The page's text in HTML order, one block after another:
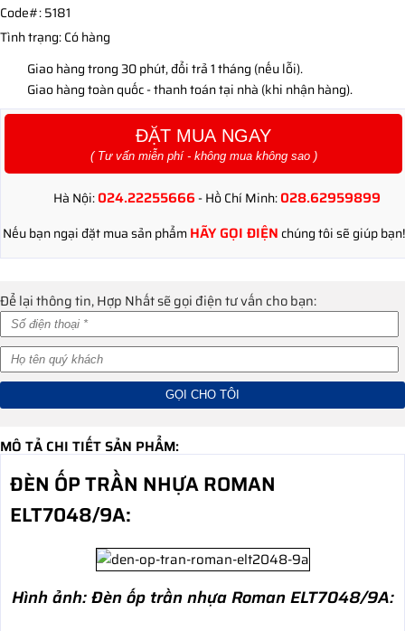
Code#:5181
Tình trạng:Có hàng
Giao hàng trong 30 phút, đổi trả 1 tháng (nếu lỗi).
Giao hàng toàn quốc - thanh toán tại nhà (khi nhận hàng).
ĐẶT MUA NGAY
( Tư vấn miễn phí - không mua không sao )
Hà Nội:024.22255666 - Hồ Chí Minh:028.62959899
Nếu bạn ngại đặt mua sản phẩmHÃY GỌI ĐIỆN chúng tôi sẽ giúp bạn!
Để lại thông tin, Hợp Nhất sẽ gọi điện tư vấn cho bạn:
MÔ TẢ CHI TIẾT SẢN PHẨM:
ĐÈN ỐP TRẦN NHỰA ROMAN
ELT7048/9A:
Hình ảnh:Đèn ốp trần nhựa Roman ELT7048/9A: